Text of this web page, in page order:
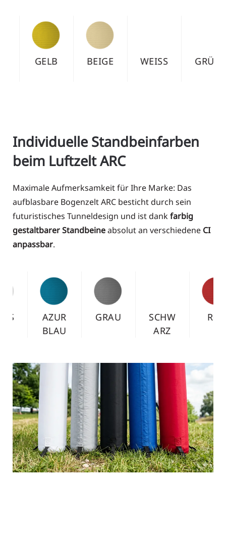
WEISS GRÜN
DUNKEL
SMA
Individuelle Standbeinfarben
beim Luftzelt ARC
Maximale Aufmerksamkeit für Ihre Marke: Das
aufblasbare Bogenzelt ARC besticht durch sein
futuristisches Tunneldesign und ist dankfarbig
gestaltbarer Standbeineabsolut an verschiedene CI
anpassbar.
WEISS
SCHW